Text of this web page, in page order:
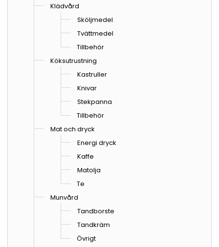
Klädvård
Sköljmedel
Tvättmedel
Tillbehör
Köksutrustning
Kastruller
Knivar
Stekpanna
Tillbehör
Mat och dryck
Energi dryck
Kaffe
Matolja
Te
Munvård
Tandborste
Tandkräm
Övrigt